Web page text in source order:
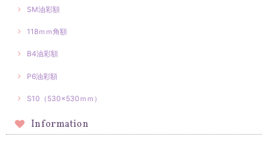
SM油彩額
118ｍｍ角額
B4油彩額
P6油彩額
S10（530×530ｍｍ）
Information